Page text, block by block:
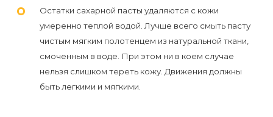
после
воском
сахаром
Остатки сахарной пасты удаляются с кожи
умеренно теплой водой. Лучше всего смыть пасту
чистым мягким полотенцем из натуральной ткани,
смоченным в воде. При этом ни в коем случае
нельзя слишком тереть кожу. Движения должны
быть легкими и мягкими.